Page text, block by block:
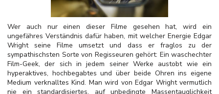
Wer auch nur einen dieser Filme gesehen hat, wird ein
ungefähres Verständnis dafür haben, mit welcher Energie Edgar
Wright seine Filme umsetzt und dass er fraglos zu der
sympathischsten Sorte von Regisseuren gehört: Ein waschechter
Film-Geek, der sich in jedem seiner Werke austobt wie ein
hyperaktives, hochbegabtes und über beide Ohren ins eigene
Medium verknalltes Kind. Man wird von Edgar Wright vermutlich
nie ein standardisiertes, auf unbedingte Massentauglichkeit